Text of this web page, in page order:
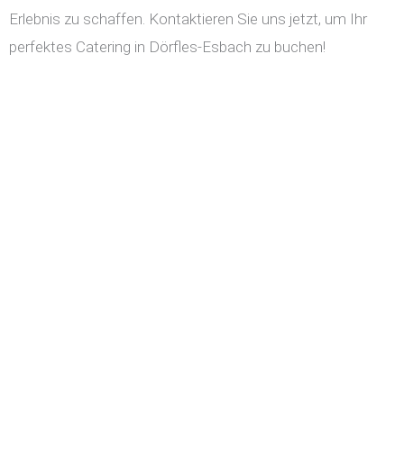
Erlebnis zu schaffen. Kontaktieren Sie uns jetzt, um Ihr
perfektes Catering in Dörfles-Esbach zu buchen!